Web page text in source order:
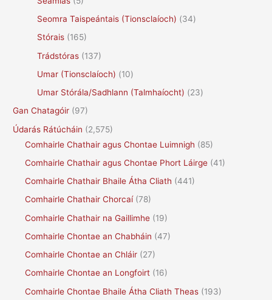
Seomra Taispeántais (Tionsclaíoch) (34)
Stórais (165)
Trádstóras (137)
Umar (Tionsclaíoch) (10)
Umar Stórála/Sadhlann (Talmhaíocht) (23)
Gan Chatagóir (97)
Údarás Rátúcháin (2,575)
Comhairle Chathair agus Chontae Luimnigh (85)
Comhairle Chathair agus Chontae Phort Láirge (41)
Comhairle Chathair Bhaile Átha Cliath (441)
Comhairle Chathair Chorcaí(78)
Comhairle Chathair na Gaillimhe (19)
Comhairle Chontae an Chabháin (47)
Comhairle Chontae an Chláir (27)
Comhairle Chontae an Longfoirt (16)
Comhairle Chontae Bhaile Átha Cliath Theas (193)